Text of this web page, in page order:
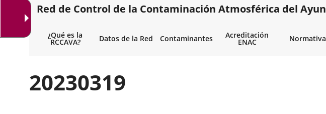
Red de Control de la Contaminación Atmosférica del
¿Qué es la
RCCAVA? Datos de la Red Contaminantes Acreditación
ENAC Normativa
20230319